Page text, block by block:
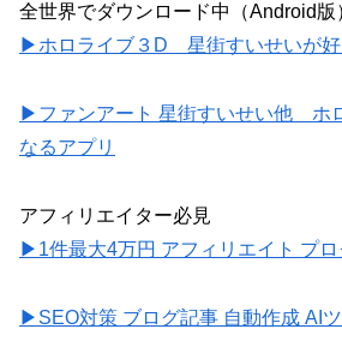
全世界でダウンロード中（Android版
▶ホロライブ３D 星街すいせいが好
▶ファンアート 星街すいせい他 ホ
なるアプリ
アフィリエイター必見
▶1件最大4万円 アフィリエイト プロ
▶SEO対策 ブログ記事 自動作成 AI